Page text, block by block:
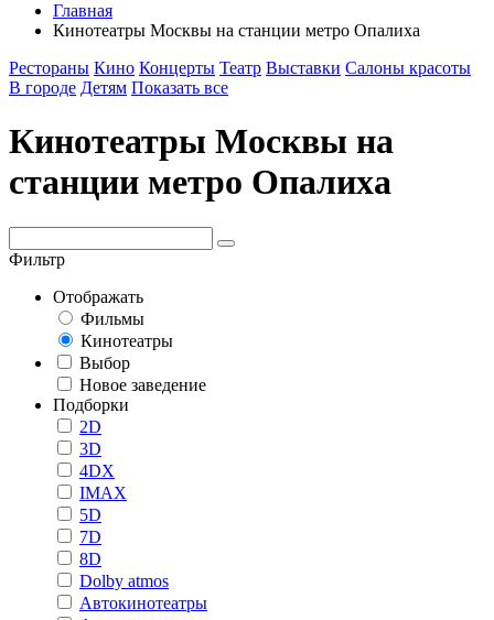
Главная
Кинотеатры Москвы на станции метро Опалиха
Рестораны Кино Концерты Театр Выставки Салоны красоты
В городе Детям Показать все
Кинотеатры Москвы на
станции метро Опалиха
Фильтр
Отображать
Фильмы
Кинотеатры
Выбор
Новое заведение
Подборки
2D
3D
4DX
IMAX
5D
7D
8D
Dolby atmos
Автокинотеатры